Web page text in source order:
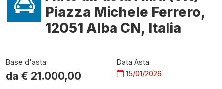
Piazza Michele Ferrero,
12051 Alba CN, Italia
Base d'asta
da € 21.000,00
Data Asta
15/01/2026